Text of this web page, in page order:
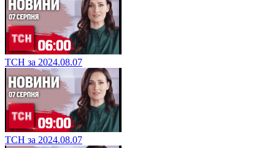
ТСН за 2024.08.07
ТСН за 2024.08.07